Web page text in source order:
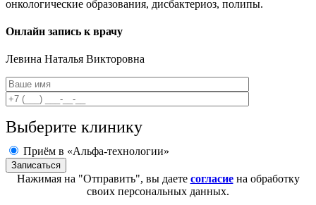
онкологические образования, дисбактериоз, полипы.
Онлайн запись к врачу
Левина Наталья Викторовна
Выберите клинику
Приём в «Альфа-технологии»
Нажимая на "Отправить", вы даете согласиена обработку
своих персональных данных.